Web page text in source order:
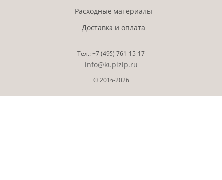
Расходные материалы
Доставка и оплата
Тел.:+7 (495) 761-15-17
info@kupizip.ru
© 2016-2026